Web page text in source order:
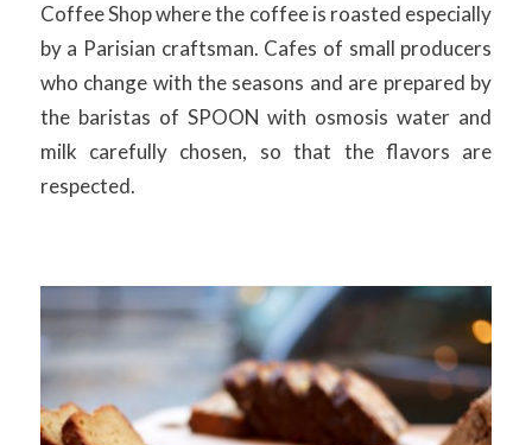
Coffee Shop where the coffee is roasted especially
by a Parisian craftsman. Cafes of small producers
who change with the seasons and are prepared by
the baristas of SPOON with osmosis water and
milk carefully chosen, so that the flavors are
respected.